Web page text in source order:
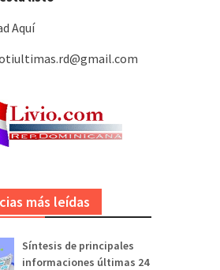
Aquí
más leídas
Síntesis de principales
informaciones últimas 24